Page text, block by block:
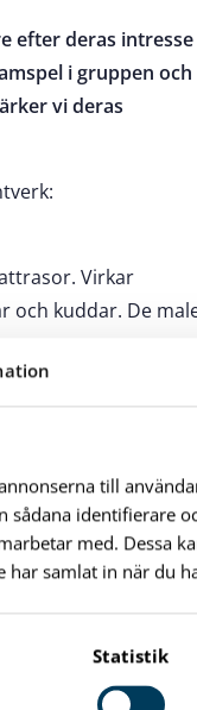
till
sådana identifierare
med. Dessa
samlat in när du
Statistik
efter deras intresse
i gruppen och
vi deras
Virkar
och kuddar. De
saker av
tygerna är ritade av
kommunen
olika väskmodeller,